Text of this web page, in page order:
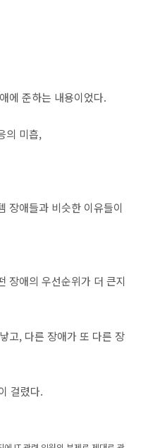
에 준하는 내용이었다.
의 미흡,
장애들과 비슷한 이유들이
장애의 우선순위가 더 큰지
고, 다른 장애가 또 다른 장
걸렸다.